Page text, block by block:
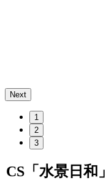
Next
1
2
3
CS「水景日和」